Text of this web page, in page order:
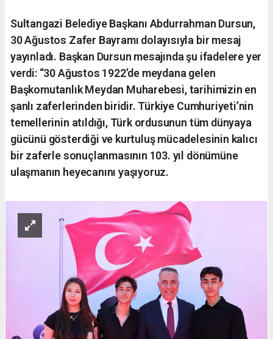
Sultangazi Belediye Başkanı Abdurrahman Dursun,
30 Ağustos Zafer Bayramı dolayısıyla bir mesaj
yayınladı. Başkan Dursun mesajında şu ifadelere yer
verdi: “30 Ağustos 1922’de meydana gelen
Başkomutanlık Meydan Muharebesi, tarihimizin en
şanlı zaferlerinden biridir. Türkiye Cumhuriyeti’nin
temellerinin atıldığı, Türk ordusunun tüm dünyaya
gücünü gösterdiği ve kurtuluş mücadelesinin kalıcı
bir zaferle sonuçlanmasının 103. yıl dönümüne
ulaşmanın heyecanını yaşıyoruz.